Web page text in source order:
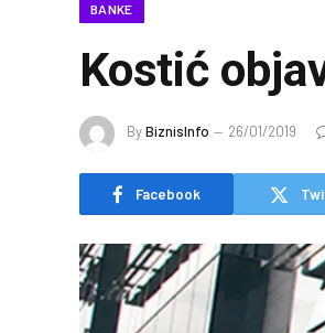
BANKE
Kostić
ByBiznisInfo 26/01/2019
Facebook